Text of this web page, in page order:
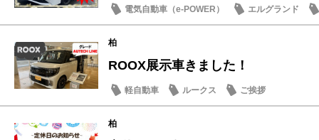
電気自動車（e-POWER）
エルグランド
新型車
柏
ROOX展示車きました！
軽自動車 ルークス ご挨拶
柏